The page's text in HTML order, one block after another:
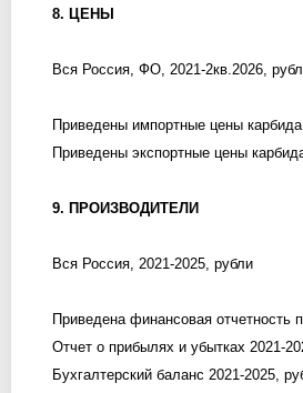
8. ЦЕНЫ
Вся Россия, ФО, 2021-2кв.2026,
Приведены импортные цены
Приведены экспортные цены
9. ПРОИЗВОДИТЕЛИ
Вся Россия, 2021-2025, рубли
Приведена финансовая отчетность
Отчет о прибылях и убытках 2021-
Бухгалтерский баланс 2021-2025,